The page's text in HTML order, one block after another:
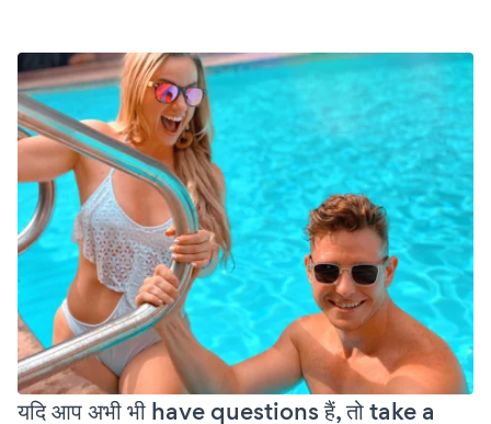
यदि आप अभी भी have questions हैं, तो take a